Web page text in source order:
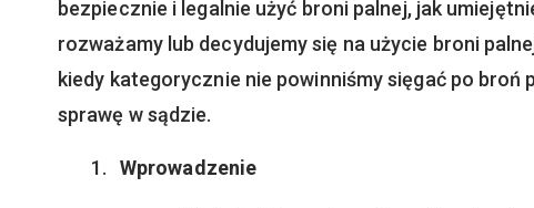
bezpiecznie i legalnie użyć broni palnej, jak
rozważamy lub decydujemy się na użycie broni
kiedy kategorycznie nie powinniśmy sięgać po broń
sprawę w sądzie.
Wprowadzenie